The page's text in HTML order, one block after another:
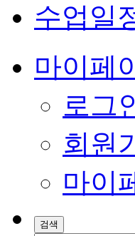
수업일
마이페
로그
회원
마이
검색